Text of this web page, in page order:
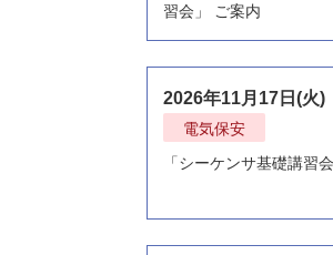
習会」 ご案内
2026年11月17日(火)
電気保安
「シーケンサ基礎講習